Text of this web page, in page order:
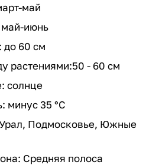
май
июнь
до 60 см
растениями:50 - 60 см
солнце
минус 35 °С
Подмосковье, Южные
Средняя полоса